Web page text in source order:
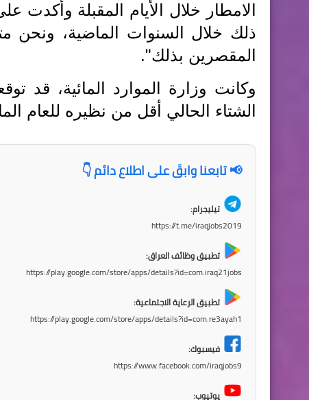
الامطار خلال الأيام المقبلة
ذلك خلال السنوات الماضية، ونحن
المقصرين بذلك".
وكانت وزارة الموارد المائية، قد
الشتاء الحالي أقل من نظيره للعام
📢 تابعنا وابقَ على اطلاع دائم 👇
تيليجرام:
https://t.me/iraqjobs2019
تطبيق وظائف العراق:
https://play.google.com/store/apps/details?id=com.iraq21jobs
تطبيق الرعاية الاجتماعية:
https://play.google.com/store/apps/details?id=com.re3ayah1
فيسبوك:
https://www.facebook.com/iraqjobs9
يوتيوب: